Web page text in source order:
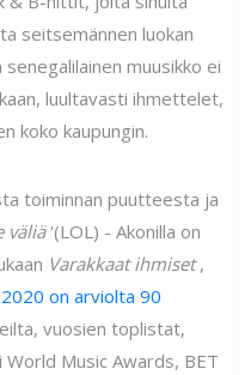
seitsemännen luokan
muusikko ei
luultavasti ihmettelet,
koko kaupungin.
toiminnan puutteesta ja
väliä'(LOL) - Akonilla on
Varakkaat ihmiset,
on arviolta 90
vuosien toplistat,
Мuѕіс Аwаrds, ВET